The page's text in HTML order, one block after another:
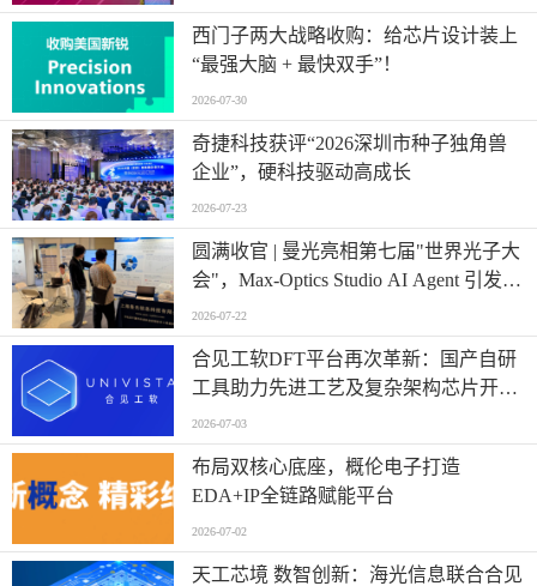
西门子两大战略收购：给芯片设计装上
“最强大脑 + 最快双手”！
2026-07-30
奇捷科技获评“2026深圳市种子独角兽
企业”，硬科技驱动高成长
2026-07-23
圆满收官 | 曼光亮相第七届"世界光子大
会"，Max-Optics Studio AI Agent 引发关
注
2026-07-22
合见工软DFT平台再次革新：国产自研
工具助力先进工艺及复杂架构芯片开发
测试
2026-07-03
布局双核心底座，概伦电子打造
EDA+IP全链路赋能平台
2026-07-02
天工芯境 数智创新：海光信息联合合见